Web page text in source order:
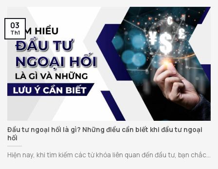
Đầu tư ngoại hối là gì? Những điều cần biết khi đầu tư ngoại
hối
Hiện nay, khi tìm kiếm các từ khóa liên quan đến đầu tư, bạn chắc...
03
Th1